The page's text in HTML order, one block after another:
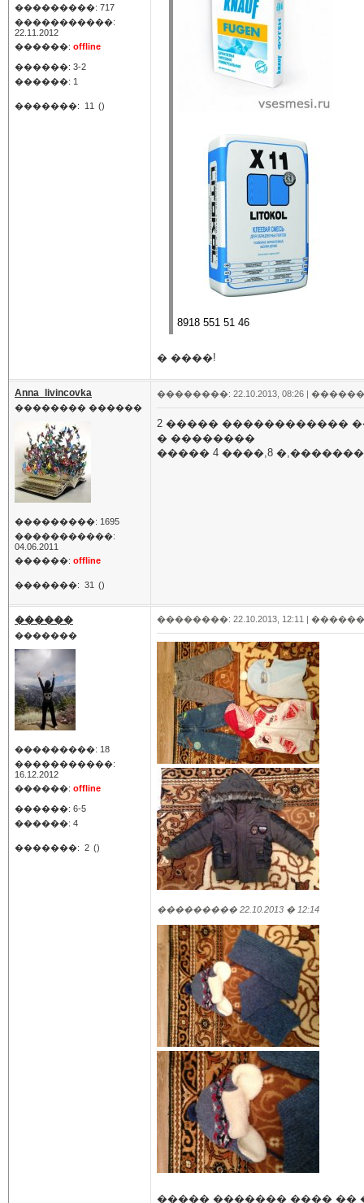
���������: 717
�����������:
22.11.2012
������: offline
������: 3-2
������: 1
�������: 11 ()
8918 551 51 46
� ����!
Anna_livincovka
�������� ������
���������: 1695
�����������:
04.06.2011
������: offline
�������: 31 ()
��������: 22.10.2013, 08:26 |
2 ����� ������������
� ��������
����� 4 ����,8
������
�������
���������: 18
�����������:
16.12.2012
������: offline
������: 6-5
������: 4
�������: 2 ()
��������: 22.10.2013, 12:11 |
��������� 22.10.2013 � 12:14
����� ������� ���� ��